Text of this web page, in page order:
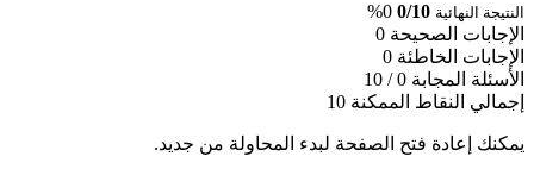
النتيجة النهائية 0/10
0%
الإجابات الصحيحة 0
الإجابات الخاطئة 0
الأسئلة المجابة 0 / 10
إجمالي النقاط الممكنة 10
يمكنك إعادة فتح الصفحة لبدء المحاولة من جديد.